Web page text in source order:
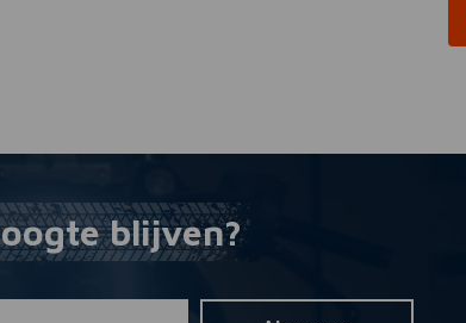
TANK CURE
€25,95
blijven?